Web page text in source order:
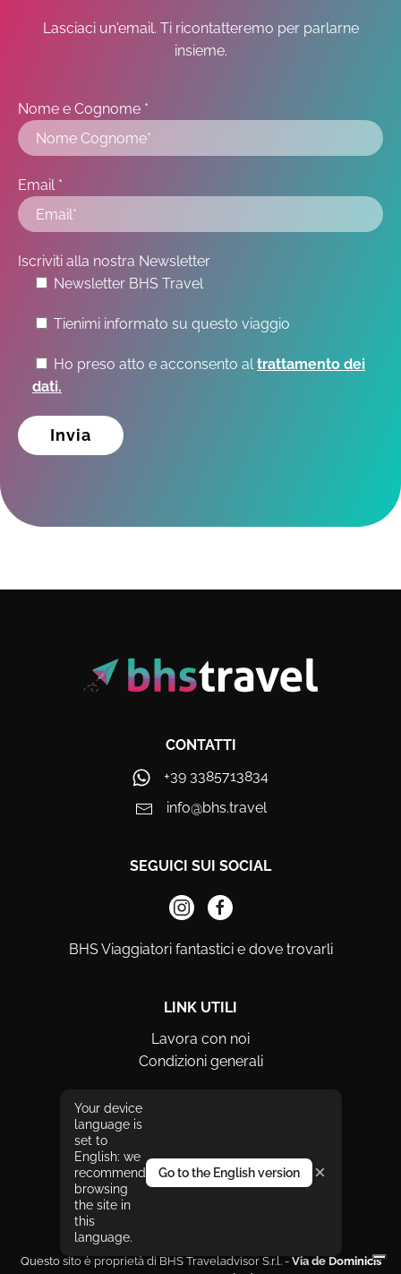
Lasciaci un'email. Ti ricontatteremo per parlarne
insieme.
Nome e Cognome *
Email *
Iscriviti alla nostra Newsletter
Newsletter BHS Travel
Tienimi informato su questo viaggio
Ho preso atto e acconsento altrattamento dei
dati.
CONTATTI
+39 3385713834
info@bhs.travel
SEGUICI SUI SOCIAL
BHS Viaggiatori fantastici e dove trovarli
LINK UTILI
Lavora con noi
Condizioni generali
METODI DI PAGAMENTO
Questo sito è proprietà di BHS Traveladvisor S.r.l. - Via de Dominicis
Your device
language is
set to
English: we
recommend
browsing
the site in
this
language.
Go to the English version ×